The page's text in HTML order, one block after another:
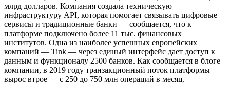
млрд долларов. Компания создала техническую
инфраструктуру API, которая помогает связывать цифровые
сервисы и традиционные банки — сообщается, что к
платформе подключено более 11 тыс. финансовых
институтов. Одна из наиболее успешных европейских
компаний — Tink — через единый интерфейс дает доступ к
данным и функционалу 2500 банков. Как сообщается в блоге
компании, в 2019 году транзакционный поток платформы
вырос втрое — с 250 до 750 млн операций в месяц.